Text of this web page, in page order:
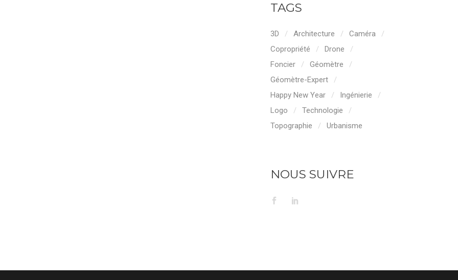
TAGS
3D Architecture
Caméra
Copropriété
Drone
Foncier
Géomètre
Géomètre-Expert
Happy New Year
Ingénierie
Logo
Technologie
Topographie
Urbanisme
NOUS SUIVRE